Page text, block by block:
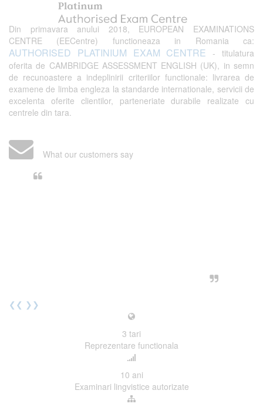
Din primavara anului 2018, EUROPEAN EXAMINATIONS
CENTRE (EECentre) functioneaza in Romania ca:
AUTHORISED PLATINIUM EXAM CENTRE - titulatura
oferita de CAMBRIDGE ASSESSMENT ENGLISH (UK), in semn
de recunoastere a indeplinirii criteriilor functionale: livrarea de
examene de limba engleza la standarde internationale, servicii de
excelenta oferite clientilor, parteneriate durabile realizate cu
centrele din tara.
What our customers say
❮❮ ❯❯
3 tari
Reprezentare functionala
10 ani
Examinari lingvistice autorizate